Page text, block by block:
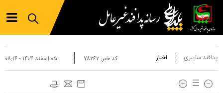
پدافند سایبری اخبار ۰۵ اسفند ۱۴۰۴ - ۰۸:۱۶ کد خبر:۷۸۲۶۲